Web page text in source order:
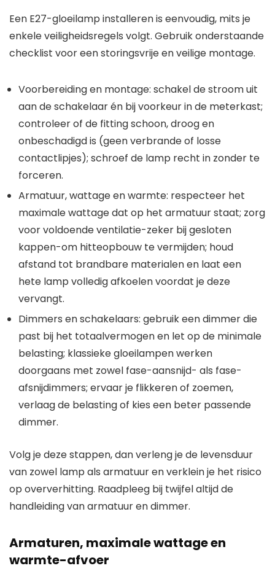
Een E27-gloeilamp installeren is eenvoudig, mits je
enkele veiligheidsregels volgt. Gebruik onderstaande
checklist voor een storingsvrije en veilige montage.
Voorbereiding en montage: schakel de stroom uit
aan de schakelaar én bij voorkeur in de meterkast;
controleer of de fitting schoon, droog en
onbeschadigd is (geen verbrande of losse
contactlipjes); schroef de lamp recht in zonder te
forceren.
Armatuur, wattage en warmte: respecteer het
maximale wattage dat op het armatuur staat; zorg
voor voldoende ventilatie-zeker bij gesloten
kappen-om hitteopbouw te vermijden; houd
afstand tot brandbare materialen en laat een
hete lamp volledig afkoelen voordat je deze
vervangt.
Dimmers en schakelaars: gebruik een dimmer die
past bij het totaalvermogen en let op de minimale
belasting; klassieke gloeilampen werken
doorgaans met zowel fase-aansnijd- als fase-
afsnijdimmers; ervaar je flikkeren of zoemen,
verlaag de belasting of kies een beter passende
dimmer.
Volg je deze stappen, dan verleng je de levensduur
van zowel lamp als armatuur en verklein je het risico
op oververhitting. Raadpleeg bij twijfel altijd de
handleiding van armatuur en dimmer.
Armaturen, maximale wattage en
warmte-afvoer